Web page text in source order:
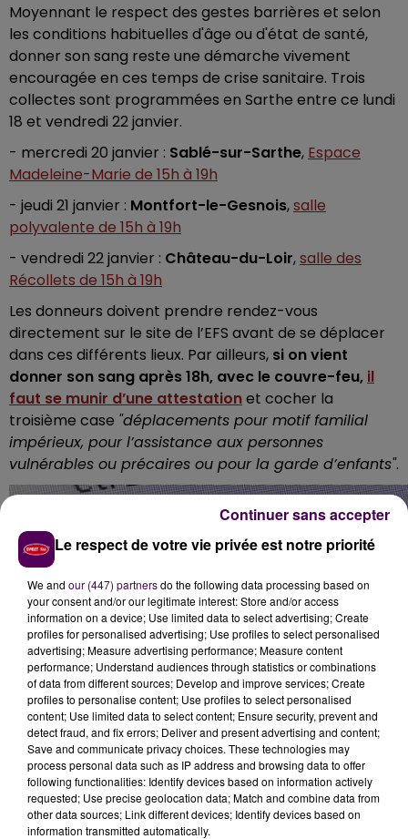
Moyennant le respect des gestes barrières et selon
les conditions habituelles d'âge ou d'état de santé,
donner son sang reste une démarche vivement
encouragée en ces temps de crise sanitaire. Trois
collectes sont programmées en Sarthe entre ce lundi
18 et vendredi 22 janvier.
- mercredi 20 janvier : Sablé-sur-Sarthe, Espace
Madeleine-Marie de 15h à 19h
- jeudi 21 janvier : Montfort-le-Gesnois,salle
polyvalente de 15h à 19h
- vendredi 22 janvier : Château-du-Loir,salle des
Récollets de 15h à 19h
Les donneurs doivent prendre rendez-vous
directement sur le site de l’EFS avant de se déplacer
dans ces différents lieux. Par ailleurs, si on vient
donner son sang après 18h, avec le couvre-feu, il
faut se munir d’une attestationet cocher la
troisième case "déplacements pour motif familial
impérieux, pour l’assistance aux personnes
vulnérables ou précaires ou pour la garde d’enfants".
Le respect de votre vie privée est notre priorité
We and our (447) partnersdo the following data processing based on
your consent and/or our legitimate interest: Store and/or access
information on a device; Use limited data to select advertising; Create
profiles for personalised advertising; Use profiles to select personalised
advertising; Measure advertising performance; Measure content
performance; Understand audiences through statistics or combinations
of data from different sources; Develop and improve services; Create
profiles to personalise content; Use profiles to select personalised
content; Use limited data to select content; Ensure security, prevent and
detect fraud, and fix errors; Deliver and present advertising and content;
Save and communicate privacy choices. These technologies may
process personal data such as IP address and browsing data to offer
following functionalities: Identify devices based on information actively
requested; Use precise geolocation data; Match and combine data from
other data sources; Link different devices; Identify devices based on
information transmitted automatically.
Continuer sans accepter